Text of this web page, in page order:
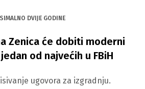
DVIJE GODINE
Zenica će dobiti moderni
od najvećih u FBiH
ugovora za izgradnju.